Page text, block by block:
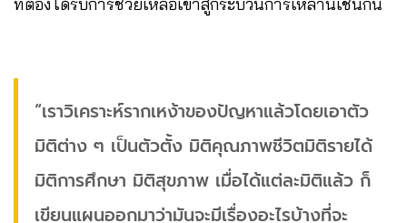
“เราวิเคราะห์รากเหง้าของปัญหาแล้วโดยเอาตัว
มิติต่าง ๆ เป็นตัวตั้ง มิติคุณภาพชีวิตมิติรายได้
มิติการศึกษา มิติสุขภาพ เมื่อได้แต่ละมิติแล้ว ก็
เขียนแผนออกมาว่ามันจะมีเรื่องอะไรบ้างที่จะ